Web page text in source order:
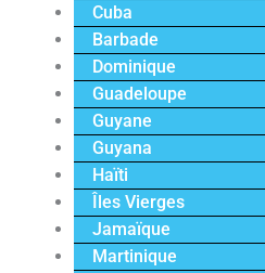
Cuba
Barbade
Dominique
Guadeloupe
Guyane
Guyana
Haïti
Îles Vierges
Jamaïque
Martinique